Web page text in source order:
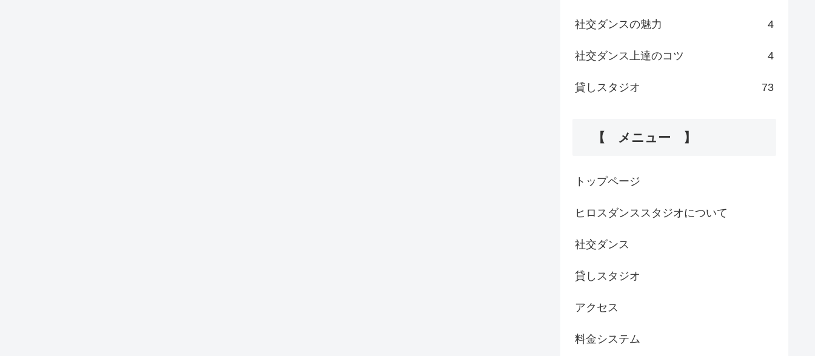
社交ダンスの魅力 4
社交ダンス上達のコツ 4
貸しスタジオ 73
【 メニュー 】
トップページ
ヒロスダンススタジオについて
社交ダンス
貸しスタジオ
アクセス
料金システム